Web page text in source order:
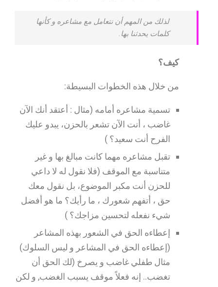
لذلك من المهم أن نتعامل مع مشاعره و كأنها
كلمات يحدثنا بها.
كيف؟
من خلال هذه الخطوات البسيطة:
تسمية مشاعره أمامه (مثال : أعتقد أنك الآن
غاضب ، أنت الآن تشعر بالحزن، يبدو عليك
الفرح أنت سعيد؟ )
تقبل مشاعره مهما كانت مبالغ بها و غير
متناسبة مع الموقف (فلا نقول له لا داعي
للحزن أنت مكبر الموضوع، بل نقول معك
حق ، أتفهم شعورك ، ما رأيك؟ ما هو أفضل
شيء نفعله لتحسين مزاجك؟ )
إعطاءه الحق في الشعور بهذه المشاعر
(إعطاءه الحق في المشاعر و ليس السلوك)
مثال طفلي غاضب و يصرخ (لك الحق أن
تغضب.. إنه فعلاً موقف يسبب الغضب, و لكن